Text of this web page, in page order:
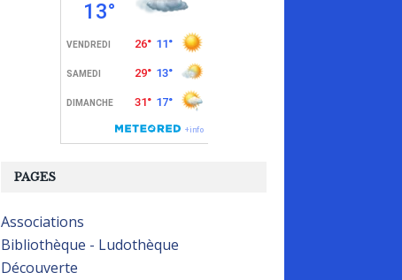
PAGES
Associations
Bibliothèque - Ludothèque
Découverte